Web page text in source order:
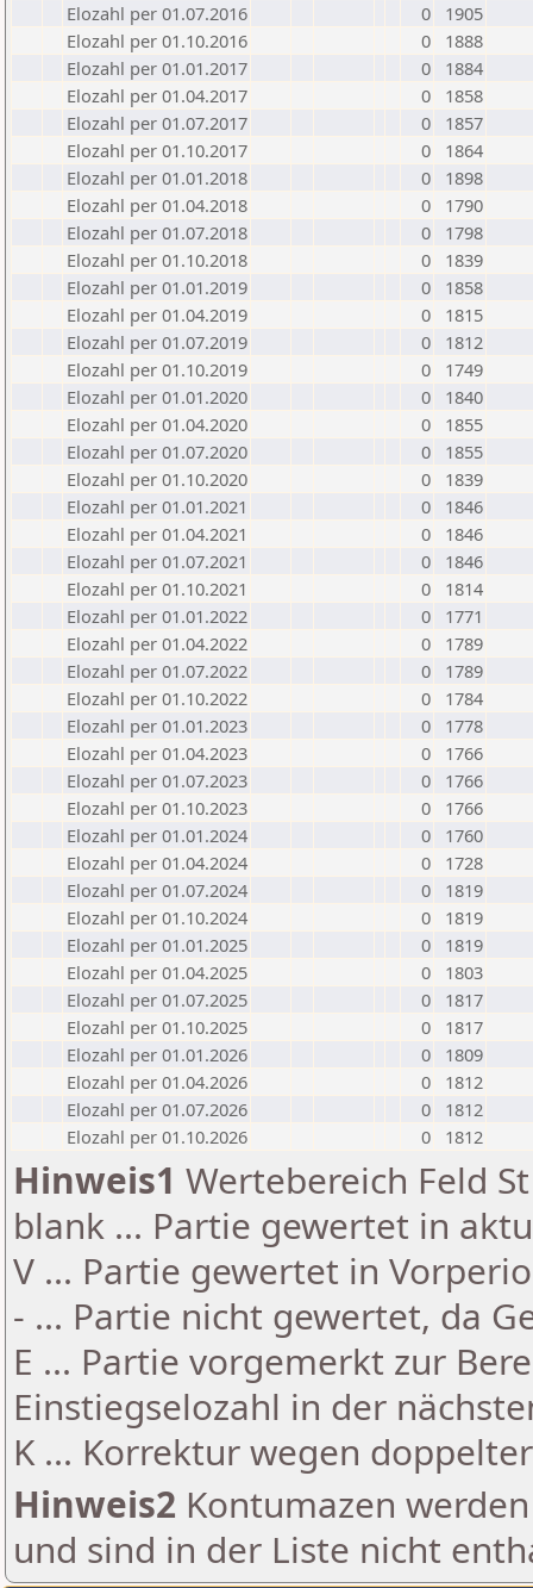
Elozahl per 01.07.2016
0
1905
Elozahl per 01.10.2016
0
1888
Elozahl per 01.01.2017
0
1884
Elozahl per 01.04.2017
0
1858
Elozahl per 01.07.2017
0
1857
Elozahl per 01.10.2017
0
1864
Elozahl per 01.01.2018
0
1898
Elozahl per 01.04.2018
0
1790
Elozahl per 01.07.2018
0
1798
Elozahl per 01.10.2018
0
1839
Elozahl per 01.01.2019
0
1858
Elozahl per 01.04.2019
0
1815
Elozahl per 01.07.2019
0
1812
Elozahl per 01.10.2019
0
1749
Elozahl per 01.01.2020
0
1840
Elozahl per 01.04.2020
0
1855
Elozahl per 01.07.2020
0
1855
Elozahl per 01.10.2020
0
1839
Elozahl per 01.01.2021
0
1846
Elozahl per 01.04.2021
0
1846
Elozahl per 01.07.2021
0
1846
Elozahl per 01.10.2021
0
1814
Elozahl per 01.01.2022
0
1771
Elozahl per 01.04.2022
0
1789
Elozahl per 01.07.2022
0
1789
Elozahl per 01.10.2022
0
1784
Elozahl per 01.01.2023
0
1778
Elozahl per 01.04.2023
0
1766
Elozahl per 01.07.2023
0
1766
Elozahl per 01.10.2023
0
1766
Elozahl per 01.01.2024
0
1760
Elozahl per 01.04.2024
0
1728
Elozahl per 01.07.2024
0
1819
Elozahl per 01.10.2024
0
1819
Elozahl per 01.01.2025
0
1819
Elozahl per 01.04.2025
0
1803
Elozahl per 01.07.2025
0
1817
Elozahl per 01.10.2025
0
1817
Elozahl per 01.01.2026
0
1809
Elozahl per 01.04.2026
0
1812
Elozahl per 01.07.2026
0
1812
Elozahl per 01.10.2026
0 1812
Hinweis1 Wertebereich Feld
blank ... Partie gewertet in
V ... Partie gewertet in
- ... Partie nicht gewertet, da
E ... Partie vorgemerkt zur
Einstiegselozahl in der
K ... Korrektur wegen
Hinweis2 Kontumazen
und sind in der Liste nicht